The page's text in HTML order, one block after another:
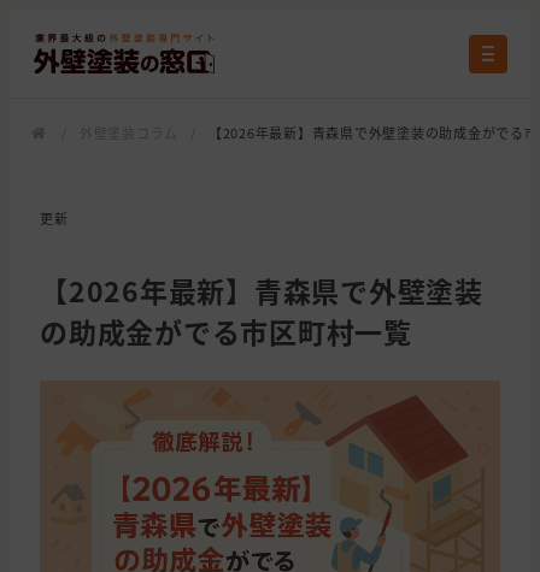
【2026年最新】青森県で外壁塗装の助成金がでる
更新
【2026年最新】青森県で外壁塗装
の助成金がでる市区町村一覧